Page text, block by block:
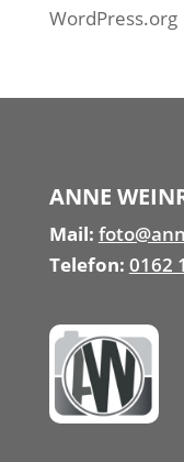
WordPress.org
ANNE
Mail:
Telefon: 0162